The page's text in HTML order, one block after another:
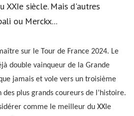
XXIe siècle. Mais d'autres
ou Merckx...
sur le Tour de France 2024. Le
double vainqueur de la Grande
jamais et vole vers un troisième
plus grands coureurs de l’histoire.
comme le meilleur du XXIe